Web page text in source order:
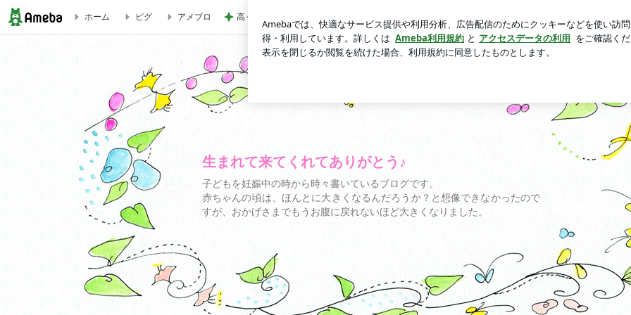
寝室の照明はどんなものを使ってますか？ | 生まれて来てくれてありがとう♪
ホーム ピグ アメブロ 高くて買えないコストコのあんドーナツ 新規登録
生まれて来てくれてありがとう♪
子どもを妊娠中の時から時々書いているブログです。
赤ちゃんの頃は、ほんとに大きくなるんだろうか？と想像できなかったので
すが、おかげさまでもうお腹に戻れないほど大きくなりました。